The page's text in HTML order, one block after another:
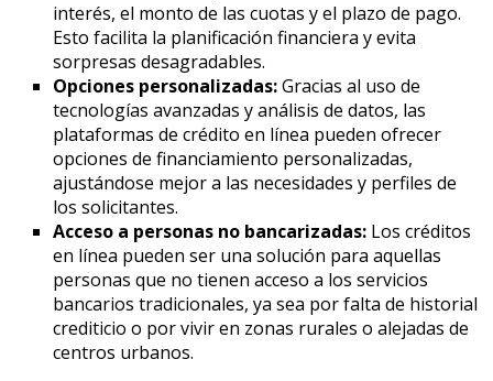
interés, el monto de las cuotas y el plazo de pago.
Esto facilita la planificación financiera y evita
sorpresas desagradables.
Opciones personalizadas:Gracias al uso de
tecnologías avanzadas y análisis de datos, las
plataformas de crédito en línea pueden ofrecer
opciones de financiamiento personalizadas,
ajustándose mejor a las necesidades y perfiles de
los solicitantes.
Acceso a personas no bancarizadas: Los créditos
en línea pueden ser una solución para aquellas
personas que no tienen acceso a los servicios
bancarios tradicionales, ya sea por falta de historial
crediticio o por vivir en zonas rurales o alejadas de
centros urbanos.